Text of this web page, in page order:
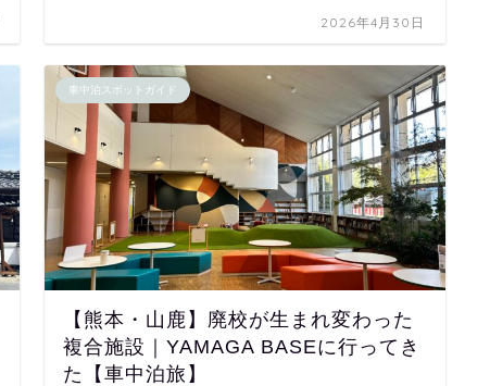
2026年4月30日
車中泊スポットガイド
【熊本・山鹿】廃校が生まれ変わった
複合施設｜YAMAGA BASEに行ってき
た【車中泊旅】